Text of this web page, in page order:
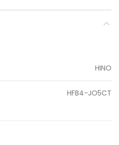
HINO
HFB4-JO5CT